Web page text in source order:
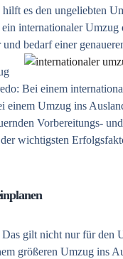
es den ungeliebten
internationalerUmzug
bedarf einer
Bei einem
einem Umzug ins
Vorbereitungs-
wichtigsten
gilt nicht nur für den
größeren Umzug ins